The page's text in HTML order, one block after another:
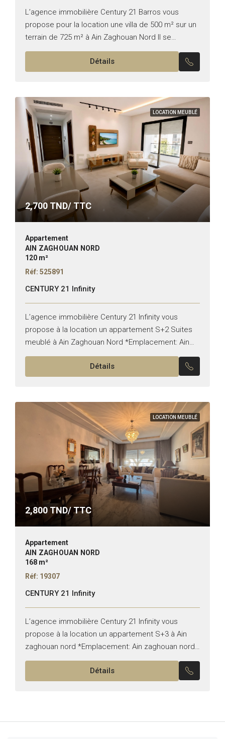
L’agence immobilière Century 21 Barros vous
propose pour la location une villa de 500 m² sur un
terrain de 725 m² à Ain Zaghouan Nord Il se
compose de : – Trois...
Détails
LOCATION MEUBLÉ
2,700 TND/ TTC
Appartement
AIN ZAGHOUAN NORD
120 m²
Réf: 525891
CENTURY 21 Infinity
L’agence immobilière Century 21 Infinity vous
propose à la location un appartement S+2 Suites
meublé à Ain Zaghouan Nord *Emplacement: Ain
Zaghouan Nord *Typologie: S+2 *État: Meublé Il est
Détails
LOCATION MEUBLÉ
2,800 TND/ TTC
Appartement
AIN ZAGHOUAN NORD
168 m²
Réf: 19307
CENTURY 21 Infinity
L’agence immobilière Century 21 Infinity vous
propose à la location un appartement S+3 à Ain
zaghouan nord *Emplacement: Ain zaghouan nord
*Typologie: S+3 *Superficie: 163 m² *État: meublé Il
Détails